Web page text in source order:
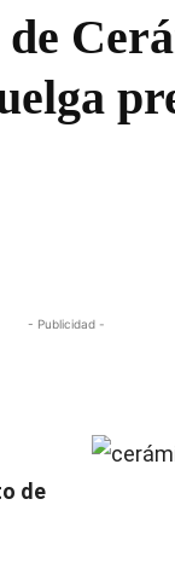
- Publicidad -
de